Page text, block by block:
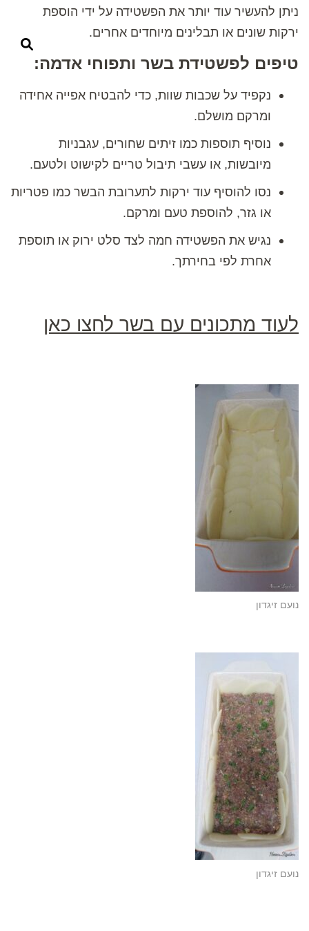
ניתן להעשיר עוד יותר את הפשטידה על ידי הוספת
ירקות שונים או תבלינים מיוחדים אחרים.
טיפים לפשטידת בשר ותפוחי אדמה:
נקפיד על שכבות שוות, כדי להבטיח אפייה אחידה
ומרקם מושלם.
נוסיף תוספות כמו זיתים שחורים, עגבניות
מיובשות, או עשבי תיבול טריים לקישוט ולטעם.
נסו להוסיף עוד ירקות לתערובת הבשר כמו פטריות
או גזר, להוספת טעם ומרקם.
נגיש את הפשטידה חמה לצד סלט ירוק או תוספת
אחרת לפי בחירתך.
לעוד מתכונים עם בשר לחצו כאן
נועם זיגדון
נועם זיגדון